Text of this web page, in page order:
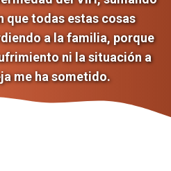
que todas estas cosas
a la familia, porque
ni la situación a
me ha sometido.